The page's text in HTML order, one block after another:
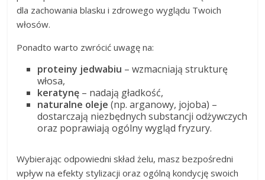
dla zachowania blasku i zdrowego wyglądu Twoich
włosów.
Ponadto warto zwrócić uwagę na:
proteiny jedwabiu – wzmacniają strukturę
włosa,
keratynę – nadają gładkość,
naturalne oleje (np. arganowy, jojoba) –
dostarczają niezbędnych substancji odżywczych
oraz poprawiają ogólny wygląd fryzury.
Wybierając odpowiedni skład żelu, masz bezpośredni
wpływ na efekty stylizacji oraz ogólną kondycję swoich